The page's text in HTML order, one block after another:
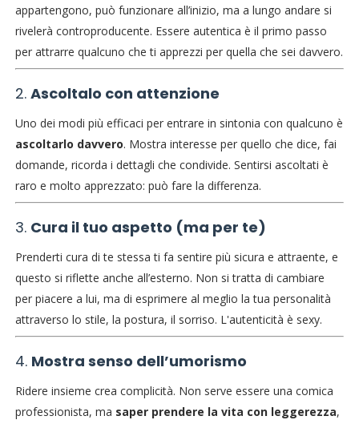
appartengono, può funzionare all’inizio, ma a lungo andare si
rivelerà controproducente. Essere autentica è il primo passo
per attrarre qualcuno che ti apprezzi per quella che sei davvero.
2. Ascoltalo con attenzione
Uno dei modi più efficaci per entrare in sintonia con qualcuno è
ascoltarlo davvero. Mostra interesse per quello che dice, fai
domande, ricorda i dettagli che condivide. Sentirsi ascoltati è
raro e molto apprezzato: può fare la differenza.
3. Cura il tuo aspetto (ma per te)
Prenderti cura di te stessa ti fa sentire più sicura e attraente, e
questo si riflette anche all’esterno. Non si tratta di cambiare
per piacere a lui, ma di esprimere al meglio la tua personalità
attraverso lo stile, la postura, il sorriso. L'autenticità è sexy.
4. Mostra senso dell’umorismo
Ridere insieme crea complicità. Non serve essere una comica
professionista, ma saper prendere la vita con leggerezza,